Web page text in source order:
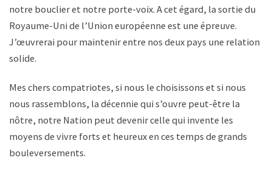
notre bouclier et notre porte-voix. A cet égard, la sortie du
Royaume-Uni de l’Union européenne est une épreuve.
J’œuvrerai pour maintenir entre nos deux pays une relation
solide.
Mes chers compatriotes, si nous le choisissons et si nous
nous rassemblons, la décennie qui s’ouvre peut-être la
nôtre, notre Nation peut devenir celle qui invente les
moyens de vivre forts et heureux en ces temps de grands
bouleversements.